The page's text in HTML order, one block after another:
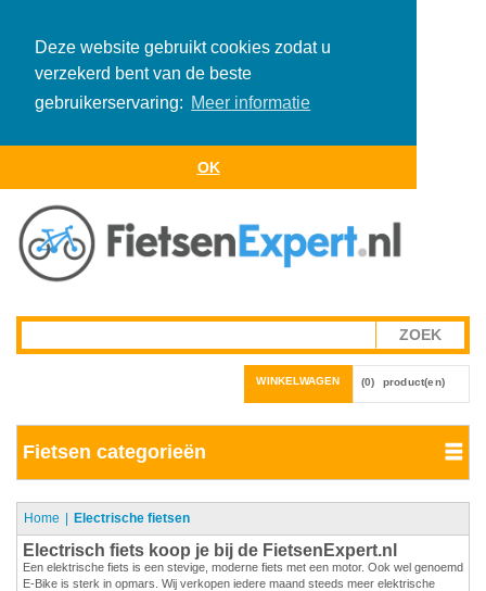
Deze website gebruikt cookies zodat u
verzekerd bent van de beste
gebruikerservaring: Meer informatie
OK
WINKELWAGEN (0) product(en)
Fietsen categorieën
Home Electrische fietsen
Electrisch fiets koop je bij de FietsenExpert.nl
Een elektrische fiets is een stevige, moderne fiets met een motor. Ook wel genoemd
E-Bike is sterk in opmars. Wij verkopen iedere maand steeds meer elektrische